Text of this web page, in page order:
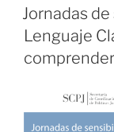
EL
Jornadas
Lenguaje
comprender